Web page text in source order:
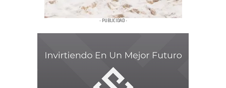
- PUBLICIDAD -